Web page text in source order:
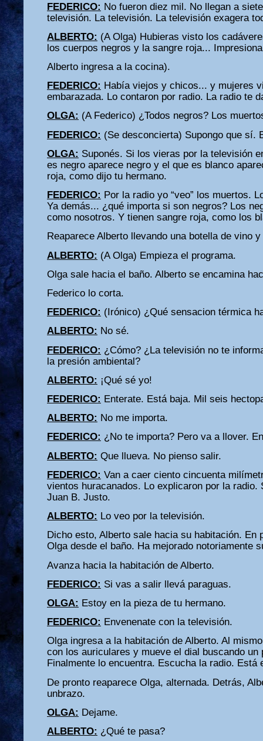
FEDERICO: No fueron diez mil. No llegan a
televisión. La televisión. La televisión exagera
ALBERTO: (A Olga) Hubieras visto los
los cuerpos negros y la sangre roja...
Alberto ingresa a la cocina).
FEDERICO: Había viejos y chicos... y mujeres
embarazada. Lo contaron por radio. La radio te
OLGA: (A Federico) ¿Todos negros? Los
FEDERICO: (Se desconcierta) Supongo que sí.
OLGA: Suponés. Si los vieras por la televisión
es negro aparece negro y el que es blanco
roja, como dijo tu hermano.
FEDERICO: Por la radio yo “veo” los muertos.
Ya demás... ¿qué importa si son negros? Los
como nosotros. Y tienen sangre roja, como los
Reaparece Alberto llevando una botella de vino
ALBERTO: (A Olga) Empieza el programa.
Olga sale hacia el baño. Alberto se encamina
Federico lo corta.
FEDERICO: (Irónico) ¿Qué sensacion térmica
ALBERTO: No sé.
FEDERICO: ¿Cómo? ¿La televisión no te
la presión ambiental?
ALBERTO: ¡Qué sé yo!
FEDERICO: Enterate. Está baja. Mil seis
ALBERTO: No me importa.
FEDERICO: ¿No te importa? Pero va a llover.
ALBERTO: Que llueva. No pienso salir.
FEDERICO: Van a caer ciento cincuenta
vientos huracanados. Lo explicaron por la radio.
Juan B. Justo.
ALBERTO: Lo veo por la televisión.
Dicho esto, Alberto sale hacia su habitación. En
Olga desde el baño. Ha mejorado notoriamente
Avanza hacia la habitación de Alberto.
FEDERICO: Si vas a salir llevá paraguas.
OLGA: Estoy en la pieza de tu hermano.
FEDERICO: Envenenate con la televisión.
Olga ingresa a la habitación de Alberto. Al
con los auriculares y mueve el dial buscando un
Finalmente lo encuentra. Escucha la radio. Está
De pronto reaparece Olga, alternada. Detrás,
unbrazo.
OLGA: Dejame.
ALBERTO: ¿Qué te pasa?